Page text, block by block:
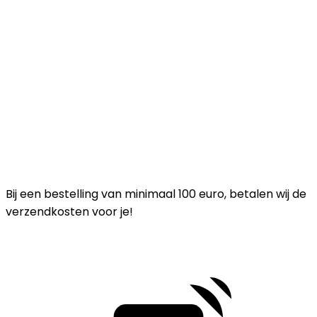
Bij een bestelling van minimaal 100 euro, betalen wij de
verzendkosten voor je!